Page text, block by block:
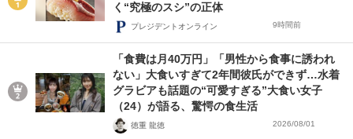
く“究極のスシ”の正体
プレジデントオンライン 9時間前
「食費は月40万円」「男性から食事に誘われ
ない」大食いすぎて2年間彼氏ができず…水着
グラビアも話題の“可愛すぎる”大食い女子
（24）が語る、驚愕の食生活
徳重 龍徳 2026/08/01